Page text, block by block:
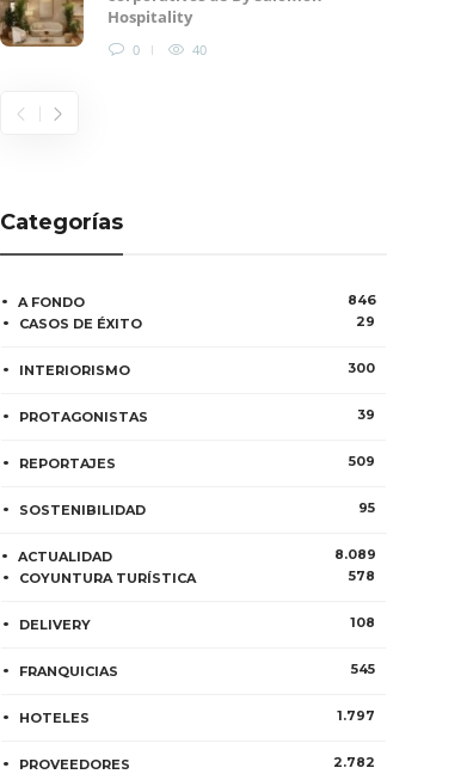
Hospitality
0 40
Categorías
A FONDO
846
CASOS DE ÉXITO
29
INTERIORISMO 300
PROTAGONISTAS 39
REPORTAJES 509
SOSTENIBILIDAD 95
ACTUALIDAD
8.089
COYUNTURA TURÍSTICA
578
DELIVERY 108
FRANQUICIAS 545
HOTELES 1.797
PROVEEDORES 2.782